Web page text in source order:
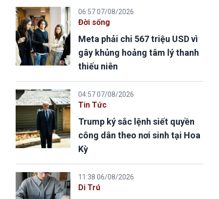
06:57 07/08/2026
Đời sống
Meta phải chi 567 triệu USD vì
gây khủng hoảng tâm lý thanh
thiếu niên
04:57 07/08/2026
Tin Tức
Trump ký sắc lệnh siết quyền
công dân theo nơi sinh tại Hoa
Kỳ
11:38 06/08/2026
Di Trú